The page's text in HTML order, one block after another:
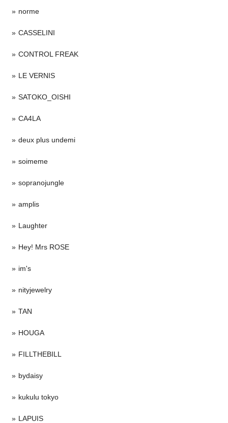
norme
CASSELINI
CONTROL FREAK
LE VERNIS
SATOKO_OISHI
CA4LA
deux plus undemi
soimeme
sopranojungle
amplis
Laughter
Hey! Mrs ROSE
im's
nityjewelry
TAN
HOUGA
FILLTHEBILL
bydaisy
kukulu tokyo
LAPUIS